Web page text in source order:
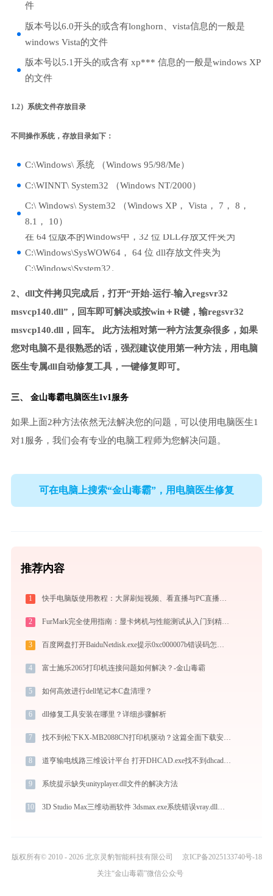
件
版本号以6.0开头的或含有longhorn、vista信息的一般是
windows Vista的文件
版本号以5.1开头的或含有 xp*** 信息的一般是windows XP
的文件
1.2）系统文件存放目录
不同操作系统，存放目录如下：
C:\Windows\ 系统 （Windows 95/98/Me）
C:\WINNT\ System32 （Windows NT/2000）
C:\ Windows\ System32 （Windows XP， Vista， 7， 8，
8.1， 10）
在 64 位版本的Windows中，32 位 DLL存放文件夹为
C:\Windows\SysWOW64， 64 位 dll存放文件夹为
C:\Windows\System32。
2、dll文件拷贝完成后，打开“开始-运行-输入regsvr32
msvcp140.dll”，回车即可解决或按win＋R键，输regsvr32
msvcp140.dll，回车。 此方法相对第一种方法复杂很多，如果
您对电脑不是很熟悉的话，强烈建议使用第一种方法，用电脑
医生专属dll自动修复工具，一键修复即可。
三、 金山毒霸电脑医生1v1服务
如果上面2种方法依然无法解决您的问题，可以使用电脑医生1
对1服务，我们会有专业的电脑工程师为您解决问题。
可在电脑上搜索“金山毒霸”，用电脑医生修复
推荐内容
1 快手电脑版使用教程：大屏刷短视频、看直播与PC直播伴侣一站式指南
2 FurMark完全使用指南：显卡烤机与性能测试从入门到精通（2026最新）
3 百度网盘打开BaiduNetdisk.exe提示0xc000007b错误码怎么办
4 富士施乐2065打印机连接问题如何解决？-金山毒霸
5 如何高效进行dell笔记本C盘清理？
6 dll修复工具安装在哪里？详细步骤解析
7 找不到松下KX-MB2088CN打印机驱动？这篇全面下载安装指南帮到你
8 道亨输电线路三维设计平台 打开DHCAD.exe找不到dhcadconfigs_mbcs.dll怎么办
9 系统提示缺失unityplayer.dll文件的解决方法
10 3D Studio Max三维动画软件 3dsmax.exe系统错误vray.dll丢失如何解决
版权所有© 2010 - 2026 北京灵豹智能科技有限公司
京ICP备2025133740号-18
关注“金山毒霸”微信公众号